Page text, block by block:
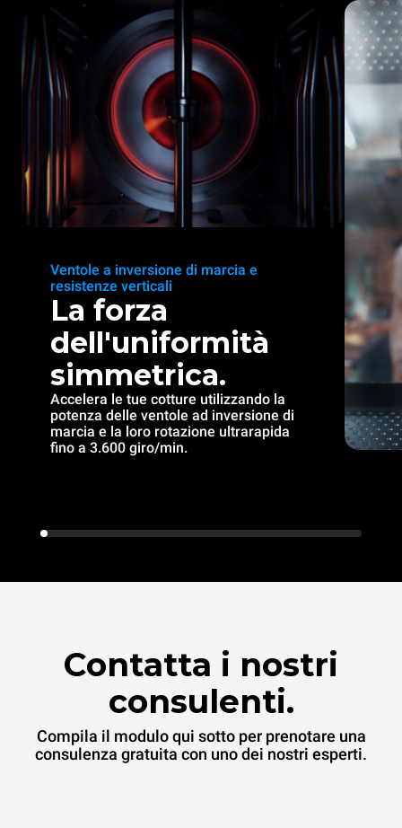
Ventole a inversione di marcia e
resistenze verticali
La forza
dell'uniformità
simmetrica.
Accelera le tue cotture utilizzando la
potenza delle ventole ad inversione di
marcia e la loro rotazione ultrarapida
fino a 3.600 giro/min.
Contatta i nostri
consulenti.
Compila il modulo qui sotto per prenotare una
consulenza gratuita con uno dei nostri esperti.